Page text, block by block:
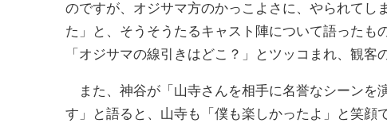
のですが、オジサマ方のかっこよさに、やられてし
た」と、そうそうたるキャスト陣について語ったも
「オジサマの線引きはどこ？」とツッコまれ、観客
また、神谷が「山寺さんを相手に名誉なシーンを
す」と語ると、山寺も「僕も楽しかったよ」と笑顔